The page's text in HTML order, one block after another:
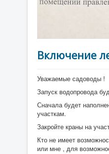
Включение
Уважаемые садоводы !
Запуск водопровода
Сначала будет
участкам.
Закройте краны на
Кто не имеет
или мне , для